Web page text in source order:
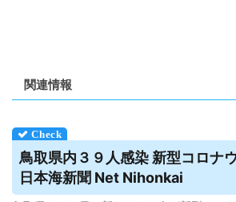
関連情報
鳥取県内３９人感染 新型コロナ
日本海新聞 Net Nihonkai